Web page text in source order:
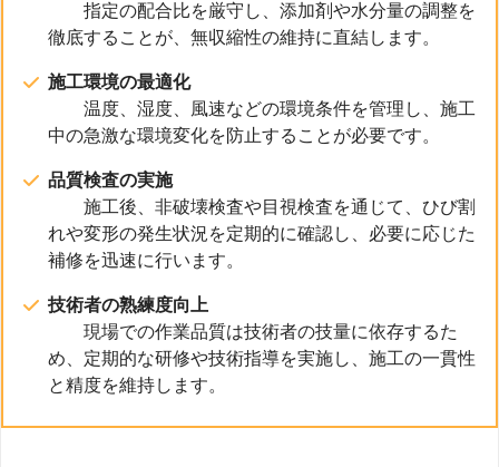
指定の配合比を厳守し、添加剤や水分量の調整を
徹底することが、無収縮性の維持に直結します。
施工環境の最適化
温度、湿度、風速などの環境条件を管理し、施工
中の急激な環境変化を防止することが必要です。
品質検査の実施
施工後、非破壊検査や目視検査を通じて、ひび割
れや変形の発生状況を定期的に確認し、必要に応じた
補修を迅速に行います。
技術者の熟練度向上
現場での作業品質は技術者の技量に依存するた
め、定期的な研修や技術指導を実施し、施工の一貫性
と精度を維持します。